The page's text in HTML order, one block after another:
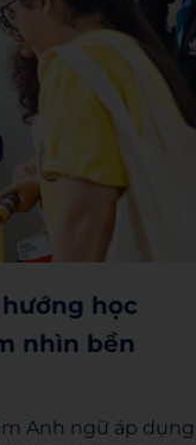
học
nhìn bền
Anh ngữ áp dụng